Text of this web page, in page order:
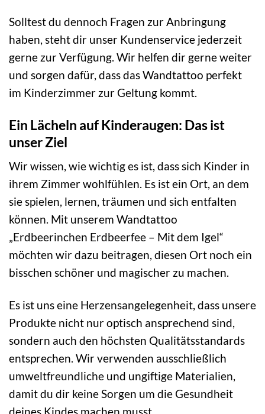
Solltest du dennoch Fragen zur Anbringung
haben, steht dir unser Kundenservice jederzeit
gerne zur Verfügung. Wir helfen dir gerne weiter
und sorgen dafür, dass das Wandtattoo perfekt
im Kinderzimmer zur Geltung kommt.
Ein Lächeln auf Kinderaugen: Das ist
unser Ziel
Wir wissen, wie wichtig es ist, dass sich Kinder in
ihrem Zimmer wohlfühlen. Es ist ein Ort, an dem
sie spielen, lernen, träumen und sich entfalten
können. Mit unserem Wandtattoo
„Erdbeerinchen Erdbeerfee – Mit dem Igel“
möchten wir dazu beitragen, diesen Ort noch ein
bisschen schöner und magischer zu machen.
Es ist uns eine Herzensangelegenheit, dass unsere
Produkte nicht nur optisch ansprechend sind,
sondern auch den höchsten Qualitätsstandards
entsprechen. Wir verwenden ausschließlich
umweltfreundliche und ungiftige Materialien,
damit du dir keine Sorgen um die Gesundheit